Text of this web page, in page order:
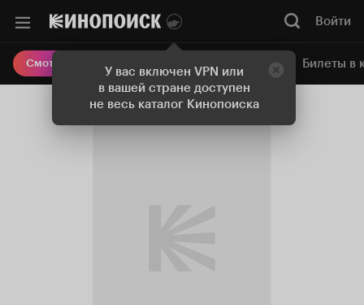
У вас включен VPN или
в вашей стране доступен
не весь каталог Кинопоиска
Войти
Смотреть кино Онлайн-кинотеатр Билеты в